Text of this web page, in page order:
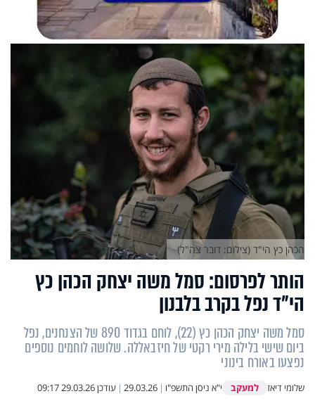
הותר לפרסום: סמל משה יצחק הכהן כץ
הי"ד נפל בקרב בלבנון
סמל משה יצחק הכהן כץ (22), לוחם בגדוד 890 של הצנחנים, נפל
ביום שישי בלילה מירי רקטי של חיזבאללה. שלושה לוחמים נוספים
נפצעו באורח בינוני
שלומי דיאז למעקב י"א ניסן התשפ"ו |
29.03.26
| עודכן29.03.26 09:17
הכהן כץ הי"ד (צילום: דובר צה"ל)